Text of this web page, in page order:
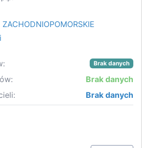
ZACHODNIOPOMORSKIE
Brak danych
Brak danych
Brak danych